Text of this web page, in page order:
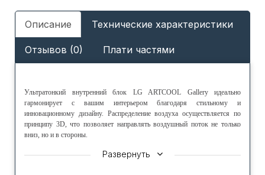
Описание Технические характеристики
Отзывов (0) Плати частями
Ультратонкий внутренний блок LG ARTCOOL Gallery идеально
гармонирует с вашим интерьером благодаря стильному и
инновационному дизайну. Распределение воздуха осуществляется по
принципу 3D, что позволяет направлять воздушный поток не только
вниз, но и в стороны.
Отличительная особенность внутренних блоков LG ARTCOOL Gallery
— возможность смены изображений на передней панели. Это может
Развернуть